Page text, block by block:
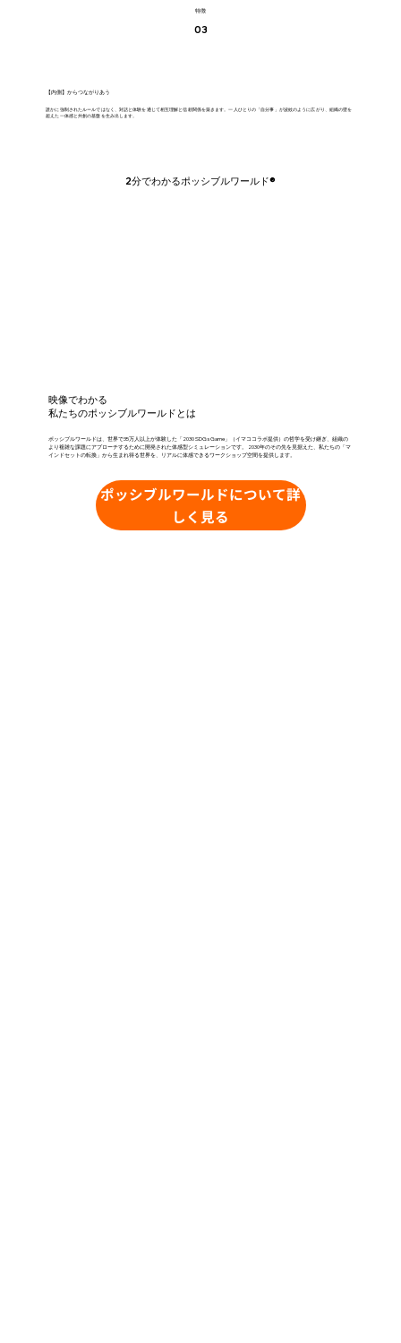
特徴
03
【内側】からつながりあう
誰かに強制されたルールではなく、対話と体験を通じて相互理解と信頼関係を築きます。一人ひとりの「自分事」が波紋のように広がり、組織の壁を
超えた一体感と共創の基盤を生み出します。
2分でわかるポッシブルワールド®
映像でわかる
私たちのポッシブルワールドとは
ポッシブルワールドは、世界で35万人以上が体験した「2030 SDGs Game」（イマココラボ提供）の哲学を受け継ぎ、組織の
より複雑な課題にアプローチするために開発された体感型シミュレーションです。 2030年のその先を見据えた、私たちの「マ
インドセットの転換」から生まれ得る世界を、リアルに体感できるワークショップ空間を提供します。
ポッシブルワールドについて詳
しく見る